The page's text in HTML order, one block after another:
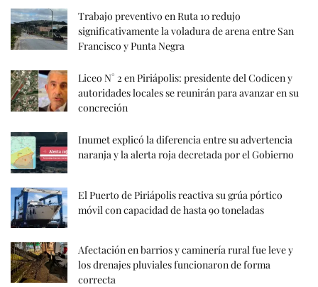
Trabajo preventivo en Ruta 10 redujo
significativamente la voladura de arena entre San
Francisco y Punta Negra
Liceo N° 2 en Piriápolis: presidente del Codicen y
autoridades locales se reunirán para avanzar en su
concreción
Inumet explicó la diferencia entre su advertencia
naranja y la alerta roja decretada por el Gobierno
El Puerto de Piriápolis reactiva su grúa pórtico
móvil con capacidad de hasta 90 toneladas
Afectación en barrios y caminería rural fue leve y
los drenajes pluviales funcionaron de forma
correcta